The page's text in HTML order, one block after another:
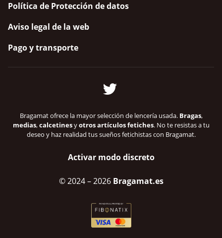
Política de Protección de datos
Aviso legal de la web
Pago y transporte
Bragamat ofrece la mayor selección de lencería usada. Bragas,
medias,calcetinesyotros artículos fetiches. No te resistas a tu
deseo y haz realidad tus sueños fetichistas con Bragamat.
Activar modo discreto
© 2024– 2026 Bragamat.es